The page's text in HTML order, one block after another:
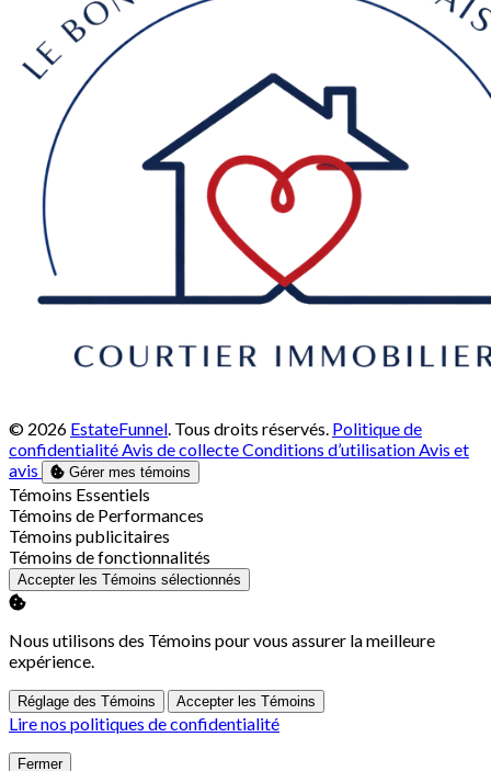
© 2026 EstateFunnel. Tous droits réservés. Politique de
confidentialitéAvis de collecteConditions d’utilisationAvis et
avis
Gérer mes témoins
Activer
Témoins Essentiels
Activer
Témoins de Performances
Activer
Témoins publicitaires
Activer
Témoins de fonctionnalités
Accepter les Témoins sélectionnés
Nous utilisons des Témoins pour vous assurer la meilleure
expérience.
Réglage des Témoins Accepter les Témoins
Lire nos politiques de confidentialité
Fermer